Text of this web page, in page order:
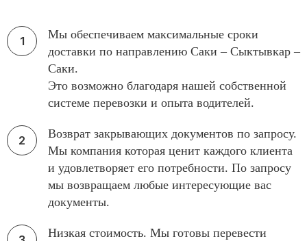
Мы обеспечиваем максимальные сроки
доставки по направлению Саки – Сыктывкар –
Саки.
Это возможно благодаря нашей собственной
системе перевозки и опыта водителей.
Возврат закрывающих документов по запросу.
Мы компания которая ценит каждого клиента
и удовлетворяет его потребности. По запросу
мы возвращаем любые интересующие вас
документы.
Низкая стоимость. Мы готовы перевести